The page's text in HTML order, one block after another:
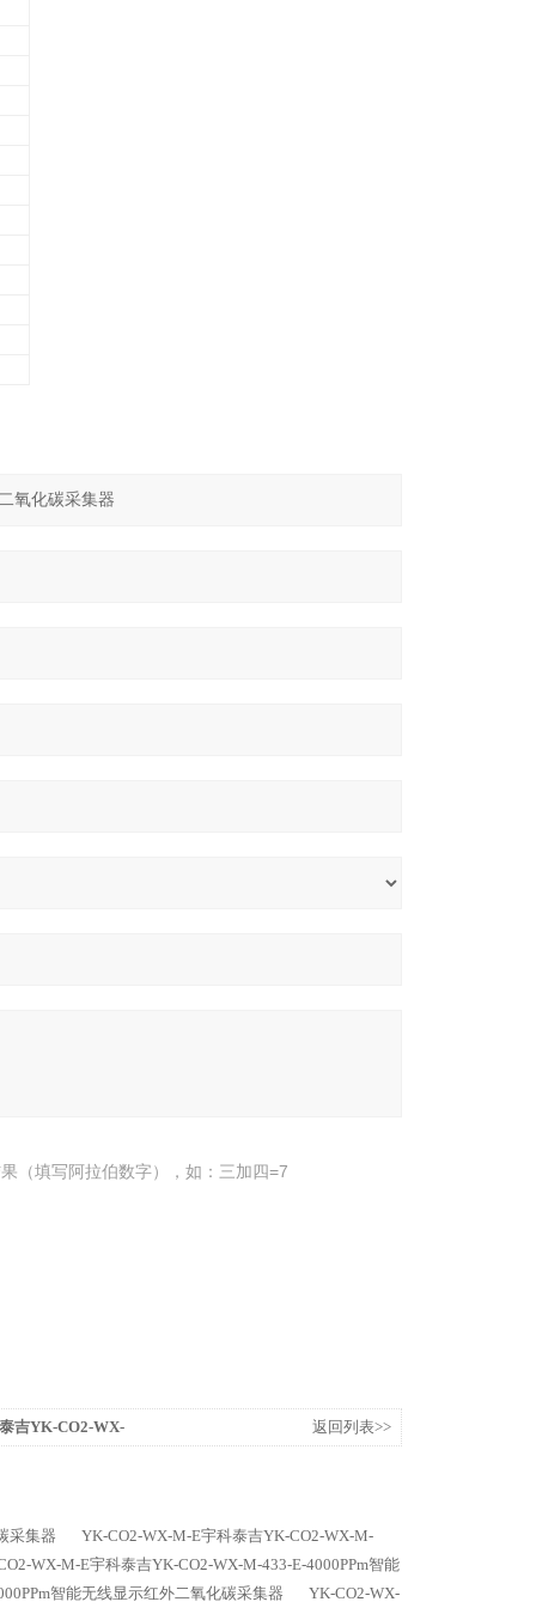
（填写阿拉伯数字），如：三加四=7
吉YK-CO2-WX-
返回列表>>
采集器
YK-CO2-WX-M-E宇科泰吉YK-CO2-WX-M-
WX-M-E宇科泰吉YK-CO2-WX-M-433-E-4000PPm智能
智能无线显示红外二氧化碳采集器
YK-CO2-WX-